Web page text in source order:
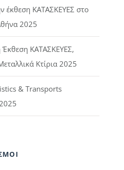
έκθεση ΚΑΤΑΣΚΕΥΕΣ στο
2025
ΚΑΤΑΣΚΕΥΕΣ,
Κτίρια 2025
& Transports